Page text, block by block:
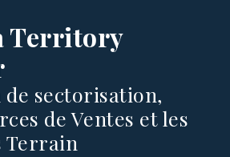
Territory
sectorisation,
de Ventes et les
Terrain